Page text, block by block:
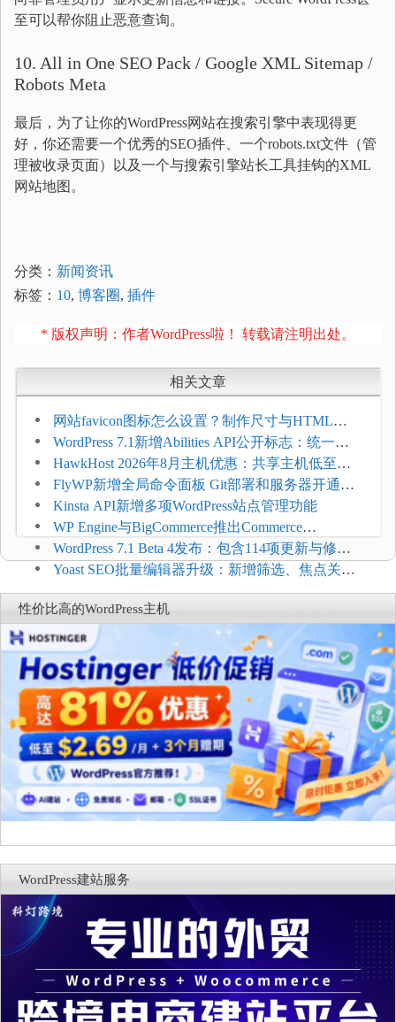
至可以帮你阻止恶意查询。
10. All in One SEO Pack / Google XML Sitemap /
Robots Meta
最后，为了让你的WordPress网站在搜索引擎中表现得更
好，你还需要一个优秀的SEO插件、一个robots.txt文件（管
理被收录页面）以及一个与搜索引擎站长工具挂钩的XML
网站地图。
分类： 新闻资讯
标签： 10, 博客圈, 插件
* 版权声明：作者WordPress啦！ 转载请注明出处。
相关文章
网站favicon图标怎么设置？制作尺寸与HTML添
加方法
WordPress 7.1新增Abilities API公开标志：统一支
持REST API、MCP与AI代理
HawkHost 2026年8月主机优惠：共享主机低至
$2.61/月，高性能主机同步折扣
FlyWP新增全局命令面板 Git部署和服务器开通更
方便
Kinsta API新增多项WordPress站点管理功能
WP Engine与BigCommerce推出Commerce
Connect：WordPress商店可保留前台体验并扩展电
商能力
WordPress 7.1 Beta 4发布：包含114项更新与修
复，仅建议在测试环境体验
Yoast SEO批量编辑器升级：新增筛选、焦点关键
词与AI元数据草稿
性价比高的WordPress主机
WordPress建站服务